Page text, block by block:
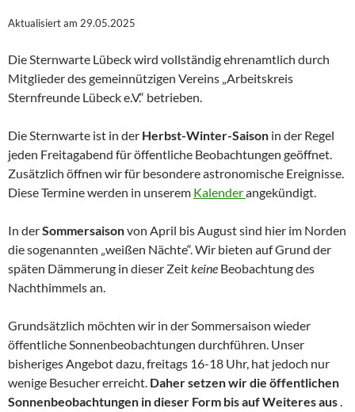
Aktualisiert am 29.05.2025
Die Sternwarte Lübeck wird vollständig ehrenamtlich durch
Mitglieder des gemeinnützigen Vereins „Arbeitskreis
Sternfreunde Lübeck e.V.“ betrieben.
Die Sternwarte ist in der Herbst-Winter-Saison in der Regel
jeden Freitagabend für öffentliche Beobachtungen geöffnet.
Zusätzlich öffnen wir für besondere astronomische Ereignisse.
Diese Termine werden in unserem Kalenderangekündigt.
In derSommersaisonvon April bis August sind hier im Norden
die sogenannten „weißen Nächte“. Wir bieten auf Grund der
späten Dämmerung in dieser Zeitkeine Beobachtung des
Nachthimmels an.
Grundsätzlich möchten wir in der Sommersaison wieder
öffentliche Sonnenbeobachtungen durchführen. Unser
bisheriges Angebot dazu, freitags 16-18 Uhr, hat jedoch nur
wenige Besucher erreicht. Daher setzen wir die öffentlichen
Sonnenbeobachtungen in dieser Form bis auf Weiteres aus.